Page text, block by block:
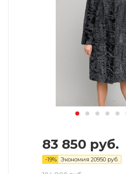
83 850 руб.
-19% Экономия 20950 руб.